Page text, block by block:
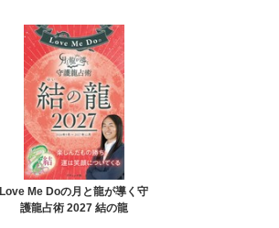
Love Me Doの月と龍が導く守
護龍占術 2027 結の龍